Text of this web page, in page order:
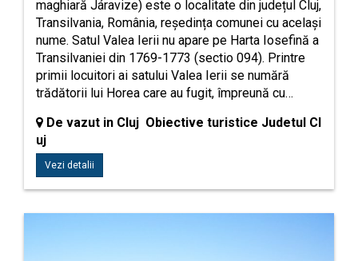
maghiară Járavize) este o localitate din județul Cluj,
Transilvania, România, reședința comunei cu același
nume. Satul Valea Ierii nu apare pe Harta Iosefină a
Transilvaniei din 1769-1773 (sectio 094). Printre
primii locuitori ai satului Valea Ierii se numără
trădătorii lui Horea care au fugit, împreună cu…
De vazut in Cluj Obiective turistice Judetul Cl
uj
Vezi detalii